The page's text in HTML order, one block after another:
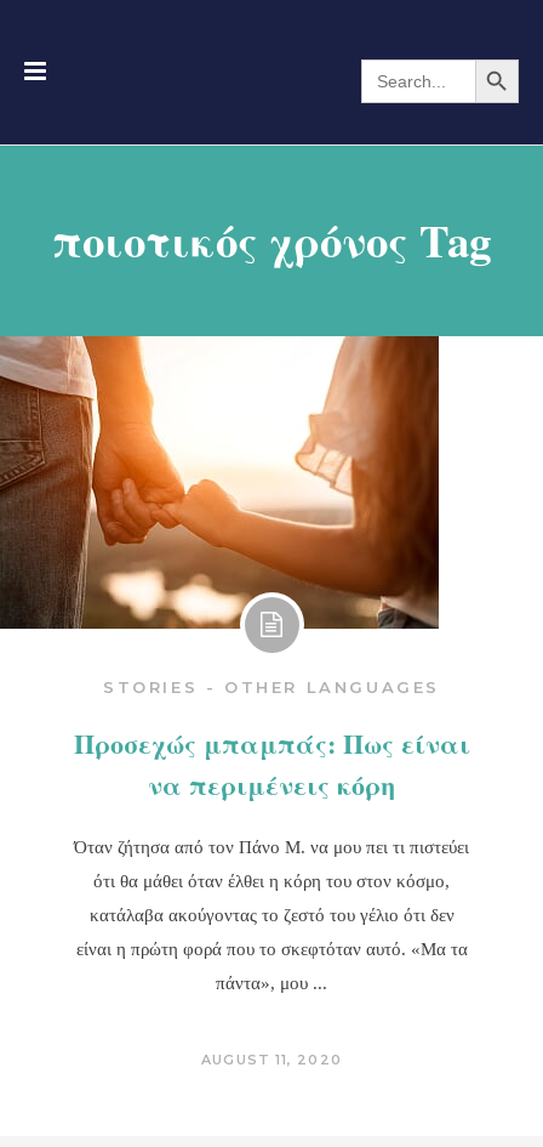
Search
for:
Search Button
ποιοτικός χρόνος Tag
STORIES - OTHER LANGUAGES
Προσεχώς μπαμπάς: Πως είναι
να περιμένεις κόρη
Όταν ζήτησα από τον Πάνο Μ. να μου πει τι πιστεύει
ότι θα μάθει όταν έλθει η κόρη του στον κόσμο,
κατάλαβα ακούγοντας το ζεστό του γέλιο ότι δεν
είναι η πρώτη φορά που το σκεφτόταν αυτό. «Μα τα
πάντα», μου
AUGUST 11, 2020